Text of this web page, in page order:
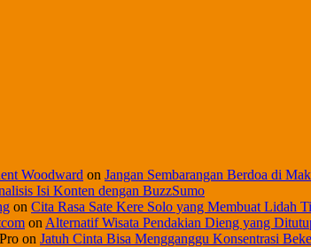
Woodward on Jangan Sembarangan Berdoa di
Isi Konten dengan BuzzSumo
on Cita Rasa Sate Kere Solo yang Membuat Lidah
on Alternatif Wisata Pendakian Dieng yang
on Jatuh Cinta Bisa Mengganggu Konsentrasi